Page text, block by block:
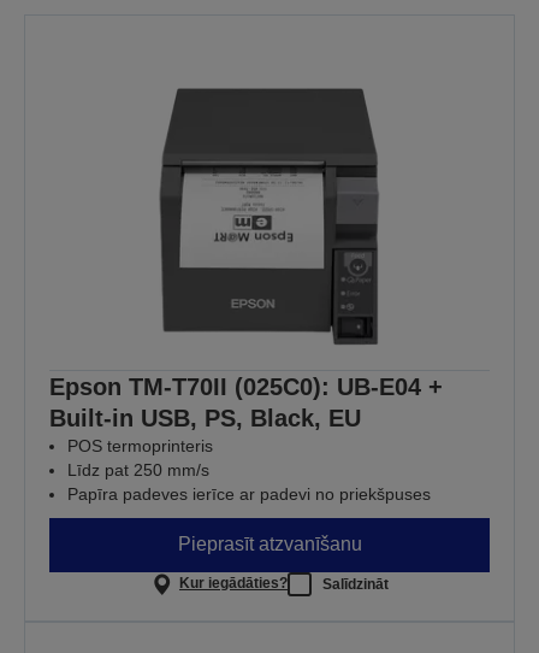
Epson TM-T70II (025C0): UB-E04 +
Built-in USB, PS, Black, EU
POS termoprinteris
Līdz pat 250 mm/s
Papīra padeves ierīce ar padevi no priekšpuses
Pieprasīt atzvanīšanu
Kur iegādāties? Salīdzināt